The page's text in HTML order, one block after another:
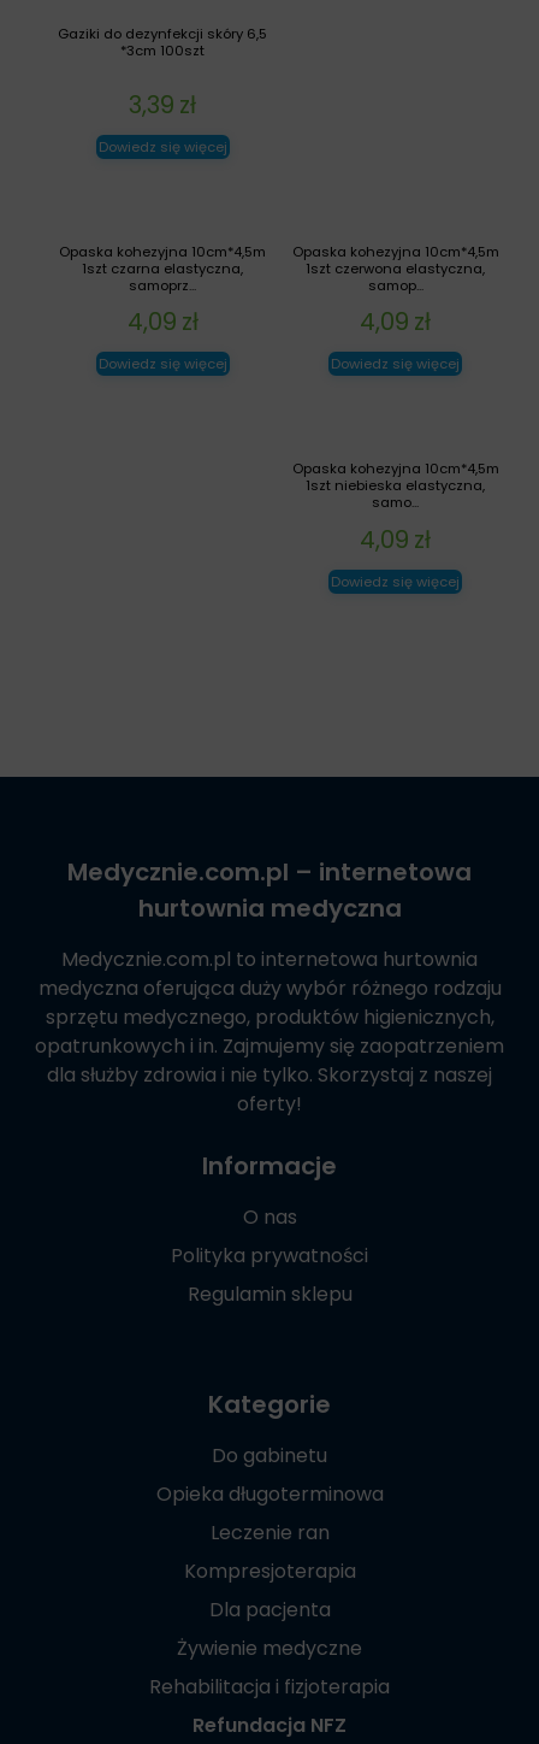
Gaziki do dezynfekcji skóry 6,5
*3cm 100szt
3,39 zł
Dowiedz się więcej
Opaska kohezyjna 10cm*4,5m
1szt czerwona elastyczna,
samop...
4,09 zł
Dowiedz się więcej
Opaska kohezyjna 10cm*4,5m
1szt czarna elastyczna,
samoprz...
4,09 zł
Dowiedz się więcej
Opaska kohezyjna 10cm*4,5m
1szt niebieska elastyczna,
samo...
4,09 zł
Dowiedz się więcej
Medycznie.com.pl – internetowa
hurtownia medyczna
Medycznie.com.pl to internetowa hurtownia
medyczna oferująca duży wybór różnego rodzaju
sprzętu medycznego, produktów higienicznych,
opatrunkowych i in. Zajmujemy się zaopatrzeniem
dla służby zdrowia i nie tylko. Skorzystaj z naszej
oferty!
Informacje
O nas
Polityka prywatności
Regulamin sklepu
Kategorie
Do gabinetu
Opieka długoterminowa
Leczenie ran
Kompresjoterapia
Dla pacjenta
Żywienie medyczne
Rehabilitacja i fizjoterapia
Refundacja NFZ